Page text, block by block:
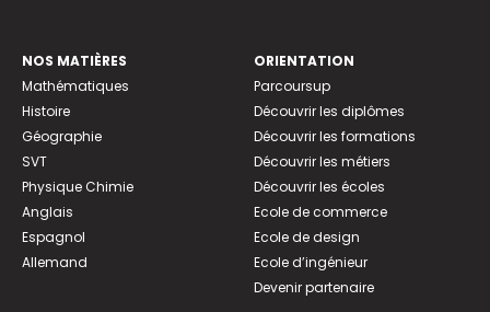
NOS MATIÈRES
Mathématiques
Histoire
Géographie
SVT
Physique Chimie
Anglais
Espagnol
Allemand
ORIENTATION
Parcoursup
Découvrir les diplômes
Découvrir les formations
Découvrir les métiers
Découvrir les écoles
Ecole de commerce
Ecole de design
Ecole d’ingénieur
Devenir partenaire